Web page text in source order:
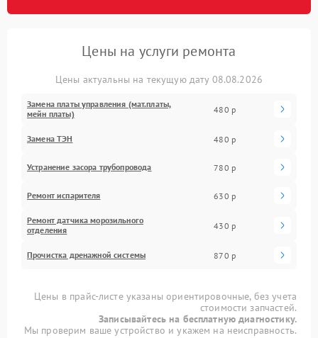
Цены на услуги ремонта
Цены актуальны на текущую дату 08.08.2026
Замена платы управления (мат.платы,
мейн платы)
480 р
Замена ТЭН 480 р
Устранение засора трубопровода 780 р
Ремонт испарителя 630 р
Ремонт датчика морозильного
отделения
430 р
Прочистка дренажной системы 870 р
Цены в прайс-листе указаны ориентировочные, без учета
стоимости запчастей.
Записывайтесь на бесплатную диагностику.
Мы проверим ваше устройство и укажем на неисправность.